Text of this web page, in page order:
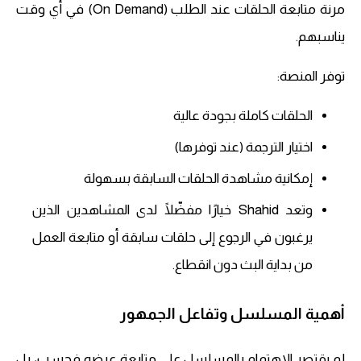
مرنة متابعة الحلقات عند الطلب (On Demand) في أي وقت
يناسبهم.
توفر المنصة:
الحلقات كاملة بجودة عالية
اختيار الترجمة (عند توفرها)
إمكانية مشاهدة الحلقات السابقة بسهولة
وتعد Shahid خيارًا مفضّلًا لدى المشاهدين الذين
يرغبون في الرجوع إلى حلقات سابقة أو متابعة العمل
من بداية البث دون انقطاع.
أهمية المسلسل وتفاعل الجمهور